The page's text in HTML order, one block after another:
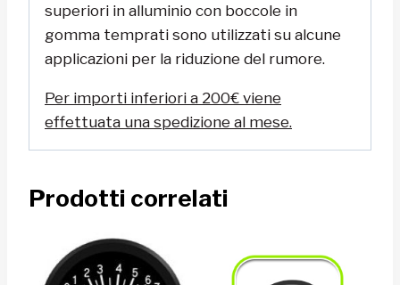
superiori in alluminio con boccole in
gomma temprati sono utilizzati su alcune
applicazioni per la riduzione del rumore.
Per importi inferiori a 200€ viene
effettuata una spedizione al mese.
Prodotti correlati